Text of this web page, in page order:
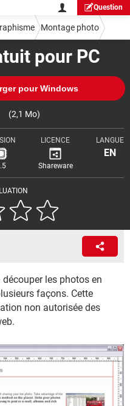
Question
pour PC
pour Windows
(2,1 Mo)
LICENCE
Shareware
LANGUE
EN
Montage photo
les photos en
façons. Cette
non autorisée des